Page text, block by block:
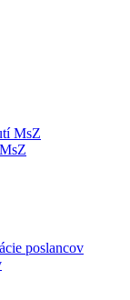
MsZ
poslancov